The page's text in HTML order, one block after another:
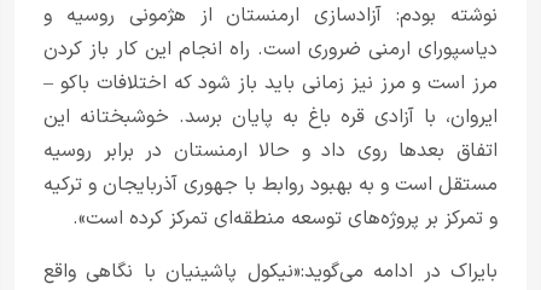
نوشته بودم: آزادسازی ارمنستان از هژمونی روسیه و
دیاسپورای ارمنی ضروری است. راه انجام این کار باز کردن
مرز است و مرز نیز زمانی باید باز شود که اختلافات باکو –
ایروان، با آزادی قره باغ به پایان برسد. خوشبختانه این
اتفاق بعدها روی داد و حالا ارمنستان در برابر روسیه
مستقل است و به بهبود روابط با جهوری آذربایجان و ترکیه
و تمرکز بر پروژه‌های توسعه منطقه‌ای تمرکز کرده است».
بایراک در ادامه می‌گوید:«نیکول پاشینیان با نگاهی واقع